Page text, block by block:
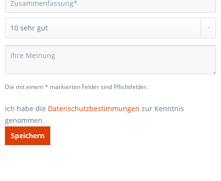
Die mit einem * markierten Felder sind Pflichtfelder.
Ich habe die Datenschutzbestimmungen zur Kenntnis
genommen.
Speichern